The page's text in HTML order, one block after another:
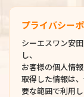
プライバシー
シーエスワン安
し、
お客様の個人情
取得した情報は
要な範囲で利用し